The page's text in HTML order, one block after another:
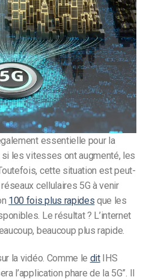
essentielle pour la
les vitesses ont augmenté, les
cette situation est peut-
cellulaires 5G à venir
100 fois plus rapides que les
Le résultat ? L’internet
beaucoup plus rapide.
la vidéo. Comme le ditIHS
l’application phare de la 5G”. Il